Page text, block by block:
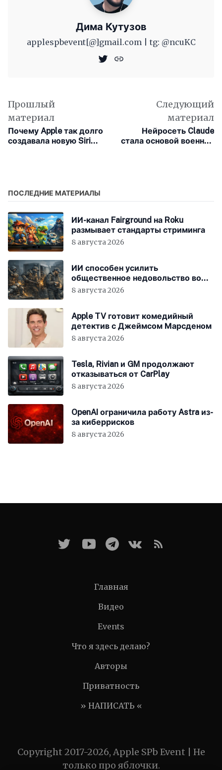
Дима Кутузов
applespbevent[@]gmail.com | tg: @ncuKC
Прошлый
материал
Почему Apple так долго
создавала новую Siri
Следующий
материал
Нейросеть Claude
стала основой военной
ПОСЛЕДНИЕ МАТЕРИАЛЫ
ИИ-канал Fairground на Roku
размывает стандарты стриминга
8 августа 2026
ИИ способен усилить
общественное недовольство во
всём мире
8 августа 2026
Apple TV готовит комедийный
детектив с Джеймсом Марсденом
8 августа 2026
Tesla, Rivian и GM продолжают
отказываться от CarPlay
8 августа 2026
OpenAI ограничила работу Astra из-
за киберрисков
8 августа 2026
Главная
Видео
Events
Что я здесь делаю?
Авторы
Приватность
» НАПИСАТЬ «
Copyright 2017-2026, Apple SPb Event | Не
только про яблочки.